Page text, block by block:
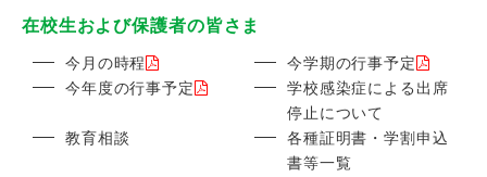
在校生および保護者の皆さま
今月の時程
今学期の行事予定
今年度の行事予定
学校感染症による出席
停止について
教育相談
各種証明書・学割申込
書等一覧